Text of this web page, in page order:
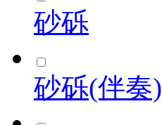
砂砾
砂砾(伴奏)